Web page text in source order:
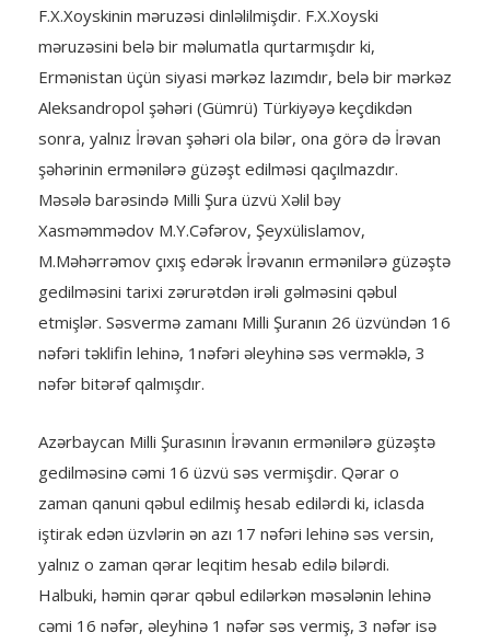
F.X.Xoyskinin məruzəsi dinləlilmişdir. F.X.Xoyski
məruzəsini belə bir məlumatla qurtarmışdır ki,
Ermənistan üçün siyasi mərkəz lazımdır, belə bir mərkəz
Aleksandropol şəhəri (Gümrü) Türkiyəyə keçdikdən
sonra, yalnız İrəvan şəhəri ola bilər, ona görə də İrəvan
şəhərinin ermənilərə güzəşt edilməsi qaçılmazdır.
Məsələ barəsində Milli Şura üzvü Xəlil bəy
Xasməmmədov M.Y.Cəfərov, Şeyxülislamov,
M.Məhərrəmov çıxış edərək İrəvanın ermənilərə güzəştə
gedilməsini tarixi zərurətdən irəli gəlməsini qəbul
etmişlər. Səsvermə zamanı Milli Şuranın 26 üzvündən 16
nəfəri təklifin lehinə, 1nəfəri əleyhinə səs verməklə, 3
nəfər bitərəf qalmışdır.
Azərbaycan Milli Şurasının İrəvanın ermənilərə güzəştə
gedilməsinə cəmi 16 üzvü səs vermişdir. Qərar o
zaman qanuni qəbul edilmiş hesab edilərdi ki, iclasda
iştirak edən üzvlərin ən azı 17 nəfəri lehinə səs versin,
yalnız o zaman qərar leqitim hesab edilə bilərdi.
Halbuki, həmin qərar qəbul edilərkən məsələnin lehinə
cəmi 16 nəfər, əleyhinə 1 nəfər səs vermiş, 3 nəfər isə